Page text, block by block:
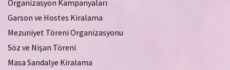
Organizasyon Kampanyaları
Garson ve Hostes Kiralama
Mezuniyet Töreni Organizasyonu
Söz ve Nişan Töreni
Masa Sandalye Kiralama